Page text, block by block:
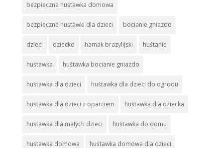
bezpieczna huśtawka domowa
bezpieczne huśtawki dla dzieci bocianie gniazdo
dzieci dziecko hamak brazylijski huśtanie
huśtawka huśtawka bocianie gniazdo
huśtawka dla dzieci huśtawka dla dzieci do ogrodu
huśtawka dla dzieci z oparciem huśtawka dla dziecka
huśtawka dla małych dzieci huśtawka do domu
huśtawka domowa huśtawka domowa dla dzieci